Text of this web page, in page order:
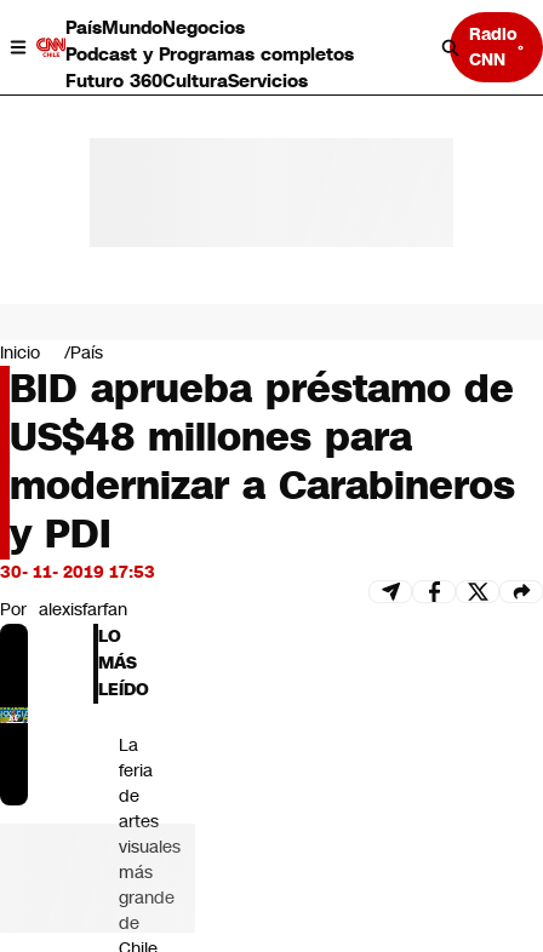
PaísMundoNegocios
Podcast y Programas completos
Futuro 360CulturaServicios
Radio
CNN
Negocios
Deportes
Programas completos
Cultura
Servicios
Bits
CNN tiempo
Futuro 360
Inicio País
BID aprueba préstamo de
US$48 millones para
modernizar a Carabineros
y PDI
30- 11- 2019 17:53
Por alexisfarfan
LO
MÁS
LEÍDO
La
feria
de
artes
visuales
más
grande
de